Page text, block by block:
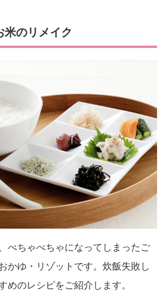
米のリメイク
べちゃべちゃになってしまったご
かゆ・リゾットです。炊飯失敗し
めのレシピをご紹介します。